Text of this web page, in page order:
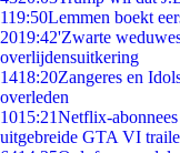
119:50Lemmen boekt
2019:42'Zwarte
overlijdensuitkering
1418:20Zangeres en
overleden
1015:21Netflix-
uitgebreide GTA VI